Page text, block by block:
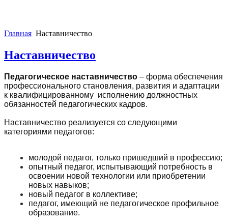
Главная Наставничество
Наставничество
Педагогическое наставничество – форма обеспечения
профессионального становления, развития и адаптации
к квалифицированному исполнению должностных
обязанностей педагогических кадров.
Наставничество реализуется со следующими
категориями педагогов:
молодой педагог, только пришедший в профессию;
опытный педагог, испытывающий потребность в
освоении новой технологии или приобретении
новых навыков;
новый педагог в коллективе;
педагог, имеющий не педагогическое профильное
образование.